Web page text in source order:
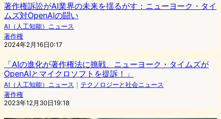
著作権訴訟がAI業界の未来を揺るがす：ニューヨーク・タイ
ムズ対OpenAIの闘い
AI（人工知能）ニュース
著作権
2024年2月16日0:17
「AIの進化が著作権法に挑戦、ニューヨーク・タイムズが
OpenAIとマイクロソフトを提訴！」
AI（人工知能）ニュース ｜ テクノロジーと社会ニュース
著作権
2023年12月30日19:18